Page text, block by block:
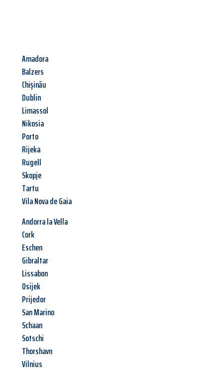
Amadora
Balzers
Chișinău
Dublin
Limassol
Nikosia
Porto
Rijeka
Rugell
Skopje
Tartu
Vila Nova de Gaia
Andorra la Vella
Cork
Eschen
Gibraltar
Lissabon
Osijek
Prijedor
San Marino
Schaan
Sotschi
Thorshavn
Vilnius